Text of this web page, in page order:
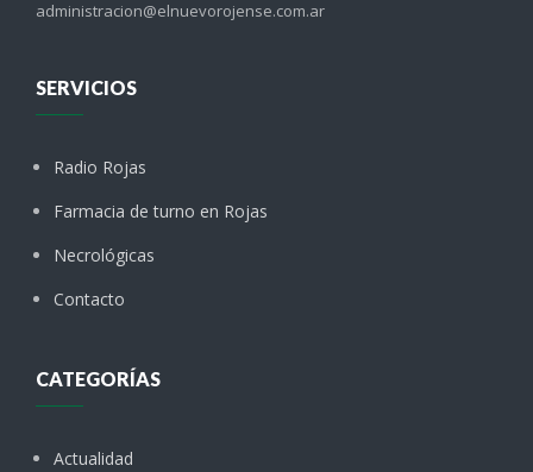
administracion@elnuevorojense.com.ar
SERVICIOS
Radio Rojas
Farmacia de turno en Rojas
Necrológicas
Contacto
CATEGORÍAS
Actualidad